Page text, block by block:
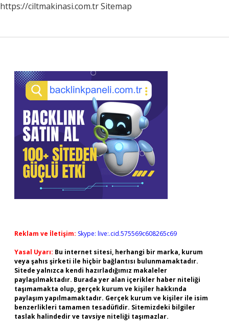
https://ciltmakinasi.com.trSitemap
Sidebar
Reklam ve İletişim: Skype: live:.cid.575569c608265c69
Yasal Uyarı: Bu internet sitesi, herhangi bir marka, kurum
veya şahıs şirketi ile hiçbir bağlantısı bulunmamaktadır.
Sitede yalnızca kendi hazırladığımız makaleler
paylaşılmaktadır. Burada yer alan içerikler haber niteliği
taşımamakta olup, gerçek kurum ve kişiler hakkında
paylaşım yapılmamaktadır. Gerçek kurum ve kişiler ile isim
benzerlikleri tamamen tesadüfidir. Sitemizdeki bilgiler
taslak halindedir ve tavsiye niteliği taşımazlar.